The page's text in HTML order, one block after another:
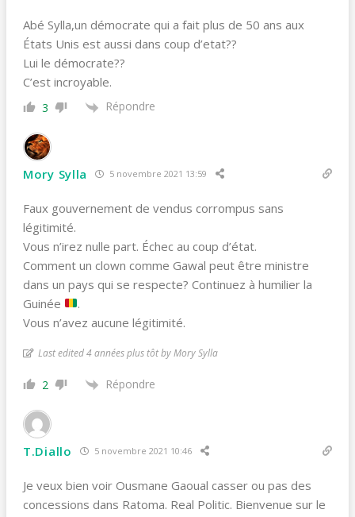
Abé Sylla,un démocrate qui a fait plus de 50 ans aux
États Unis est aussi dans coup d’etat??
Lui le démocrate??
C’est incroyable.
3 Répondre
Mory Sylla 5 novembre 2021 13:59
Faux gouvernement de vendus corrompus sans
légitimité.
Vous n’irez nulle part. Échec au coup d’état.
Comment un clown comme Gawal peut être ministre
dans un pays qui se respecte? Continuez à humilier la
Guinée
.
Vous n’avez aucune légitimité.
Last edited 4 années plus tôt by Mory Sylla
2 Répondre
T.Diallo 5 novembre 2021 10:46
Je veux bien voir Ousmane Gaoual casser ou pas des
concessions dans Ratoma. Real Politic. Bienvenue sur le